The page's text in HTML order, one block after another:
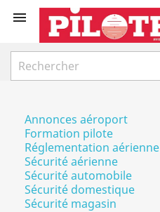

Annonces aéroport
Formation pilote
Réglementation aérienne
Sécurité aérienne
Sécurité automobile
Sécurité domestique
Sécurité magasin